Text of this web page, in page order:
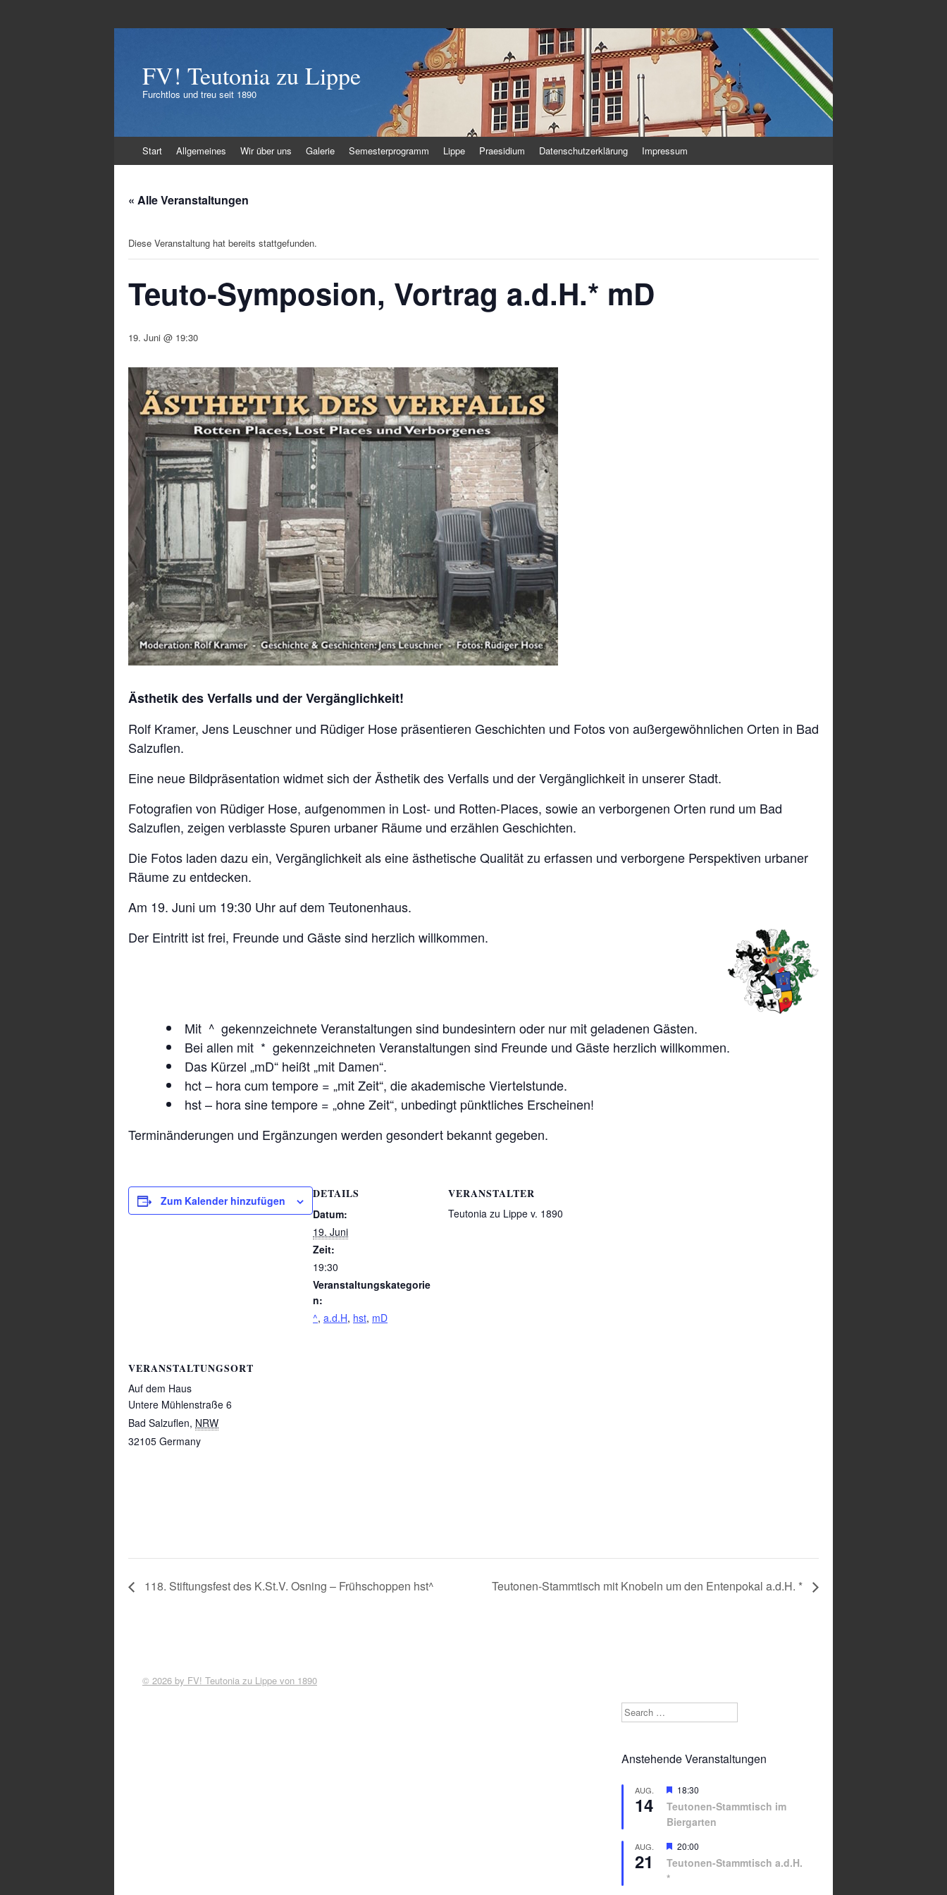
FV! Teutonia zu Lippe
Furchtlos und treu seit 1890
Inhalt
Start Allgemeines Wir über uns Galerie Semesterprogramm Lippe Praesidium Datenschutzerklärung Impressum
« Alle Veranstaltungen
Diese Veranstaltung hat bereits stattgefunden.
Teuto-Symposion, Vortrag a.d.H.* mD
19. Juni @ 19:30
Ästhetik des Verfalls und der Vergänglichkeit!
Rolf Kramer, Jens Leuschner und Rüdiger Hose präsentieren Geschichten und Fotos von außergewöhnlichen Orten in Bad
Salzuflen.
Eine neue Bildpräsentation widmet sich der Ästhetik des Verfalls und der Vergänglichkeit in unserer Stadt.
Fotografien von Rüdiger Hose, aufgenommen in Lost- und Rotten-Places, sowie an verborgenen Orten rund um Bad
Salzuflen, zeigen verblasste Spuren urbaner Räume und erzählen Geschichten.
Die Fotos laden dazu ein, Vergänglichkeit als eine ästhetische Qualität zu erfassen und verborgene Perspektiven urbaner
Räume zu entdecken.
Am 19. Juni um 19:30 Uhr auf dem Teutonenhaus.
Der Eintritt ist frei, Freunde und Gäste sind herzlich willkommen.
Mit ^ gekennzeichnete Veranstaltungen sind bundesintern oder nur mit geladenen Gästen.
Bei allen mit * gekennzeichneten Veranstaltungen sind Freunde und Gäste herzlich willkommen.
Das Kürzel „mD“ heißt „mit Damen“.
hct – hora cum tempore = „mit Zeit“, die akademische Viertelstunde.
hst – hora sine tempore = „ohne Zeit“, unbedingt pünktliches Erscheinen!
Terminänderungen und Ergänzungen werden gesondert bekannt gegeben.
Zum Kalender hinzufügen DETAILS
Datum:
19. Juni
Zeit:
19:30
Veranstaltungskategorie
n:
^, a.d.H, hst, mD
VERANSTALTER
Teutonia zu Lippe v. 1890
VERANSTALTUNGSORT
Auf dem Haus
Untere Mühlenstraße 6
Bad Salzuflen, NRW
32105 Germany
118. Stiftungsfest des K.St.V. Osning – Frühschoppen hst^ Teutonen-Stammtisch mit Knobeln um den Entenpokal a.d.H. *
Search
Anstehende Veranstaltungen
AUG.
14
Hervorgehoben
18:30
Teutonen-Stammtisch im
Biergarten
AUG.
21
Hervorgehoben
20:00
Teutonen-Stammtisch a.d.H.
*
© 2026 by FV! Teutonia zu Lippe von 1890